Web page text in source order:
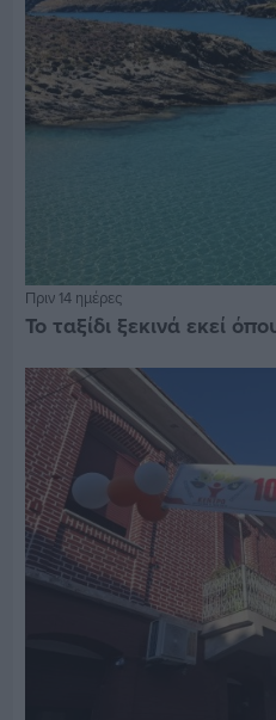
Πριν 14 ημέρες
Το ταξίδι ξεκινά εκεί